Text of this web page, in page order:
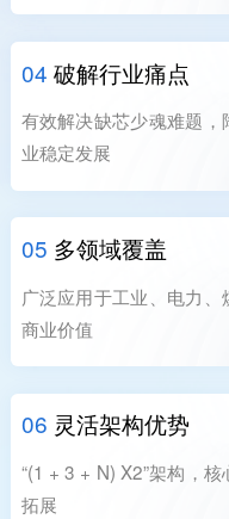
04 破解行业痛点
有效解决缺芯少魂难题
业稳定发展
05 多领域覆盖
广泛应用于工业、电力
商业价值
06 灵活架构优势
“(1 + 3 + N) X2”架构，
拓展